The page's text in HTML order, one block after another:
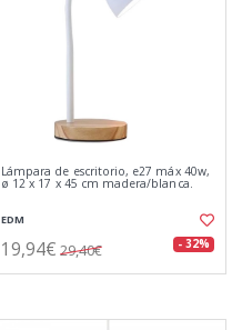
Lámpara de escritorio, e27 máx 40w,
ø 12 x 17 x 45 cm madera/blanca.
EDM
19,94€ 29,40€ - 32%